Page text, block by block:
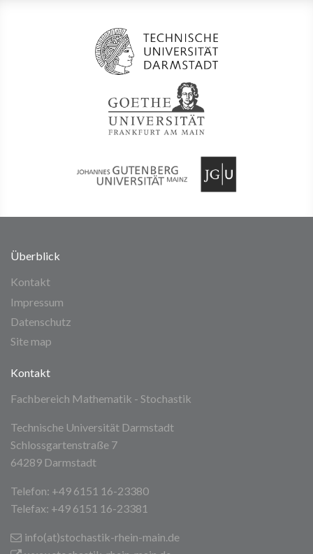
Überblick
Kontakt
Impressum
Datenschutz
Site map
Kontakt
Fachbereich Mathematik - Stochastik
Technische Universität Darmstadt
Schlossgartenstraße 7
64289 Darmstadt
Telefon: +49 6151 16-23380
Telefax: +49 6151 16-23381
info(at)stochastik-rhein-main.de